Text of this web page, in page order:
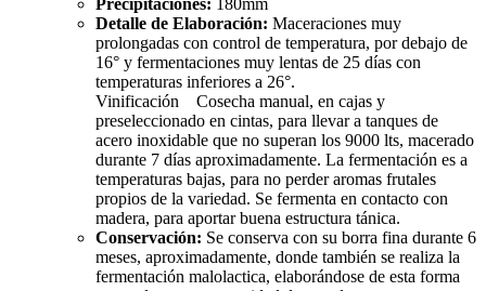
Detalle de Elaboración: Maceraciones muy
prolongadas con control de temperatura, por debajo de
16° y fermentaciones muy lentas de 25 días con
temperaturas inferiores a 26°.
Vinificación Cosecha manual, en cajas y
preseleccionado en cintas, para llevar a tanques de
acero inoxidable que no superan los 9000 lts, macerado
durante 7 días aproximadamente. La fermentación es a
temperaturas bajas, para no perder aromas frutales
propios de la variedad. Se fermenta en contacto con
madera, para aportar buena estructura tánica.
Conservación: Se conserva con su borra fina durante 6
meses, aproximadamente, donde también se realiza la
fermentación malolactica, elaborándose de esta forma